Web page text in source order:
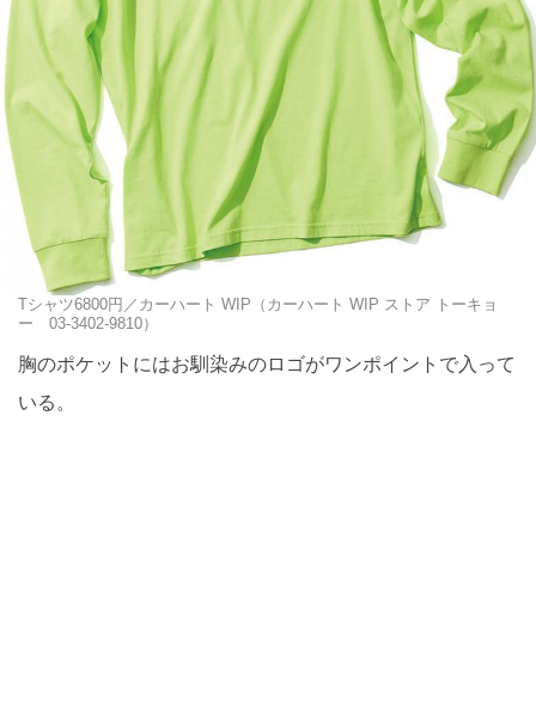
Tシャツ6800円／カーハート WIP（カーハート WIP ストア トーキョ
ー 03-3402-9810）
胸のポケットにはお馴染みのロゴがワンポイントで入って
いる。